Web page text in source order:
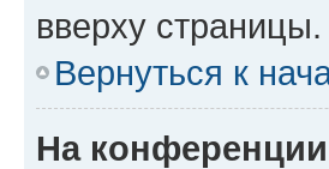
вверху
Вернуться к
На